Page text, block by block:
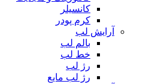
کانسیلر
کرم پودر
آرایش لب
بالم لب
خط لب
رژ لب
رژ لب مایع